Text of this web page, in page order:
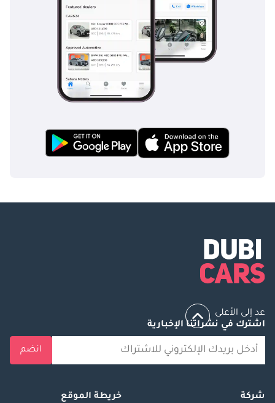
عد إلى الأعلى
اشترك في نشراتنا الإخبارية
انضم
شركة
خريطة الموقع